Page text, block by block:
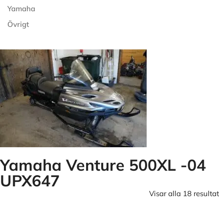
Yamaha
Övrigt
Yamaha Venture 500XL -04
UPX647
Visar alla 18 resultat